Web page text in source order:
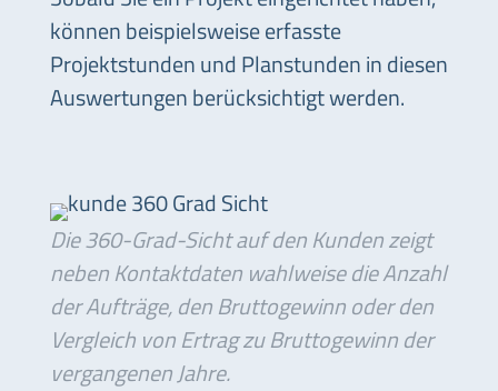
können beispielsweise erfasste
Projektstunden und Planstunden in diesen
Auswertungen berücksichtigt werden.
Die 360-Grad-Sicht auf den Kunden zeigt
neben Kontaktdaten wahlweise die Anzahl
der Aufträge, den Bruttogewinn oder den
Vergleich von Ertrag zu Bruttogewinn der
vergangenen Jahre.